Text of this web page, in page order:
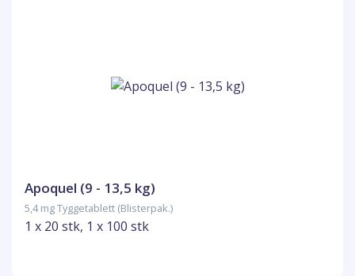
Apoquel (9 - 13,5 kg)
5,4 mg Tyggetablett (Blisterpak.)
1 x 20 stk, 1 x 100 stk